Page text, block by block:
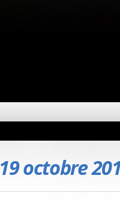
19 octobre